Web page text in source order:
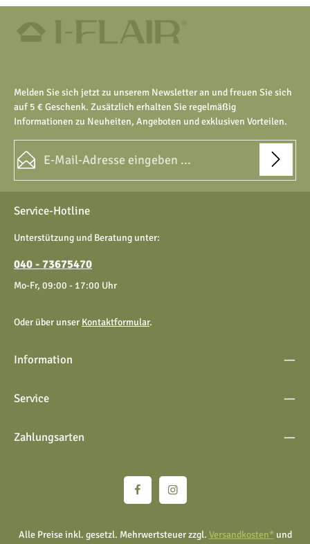
Melden Sie sich jetzt zu unserem Newsletter an und freuen Sie sich
auf 5 € Geschenk. Zusätzlich erhalten Sie regelmäßig
Informationen zu Neuheiten, Angeboten und exklusiven Vorteilen.
Datenschutz
Ich habe dieDatenschutzbestimmungen
genommen und dieAGBgelesen und bin mit ihnen
Die mit einem Stern (*) markierten Felder sind Pflichtfelder.
Service-Hotline
Unterstützung und Beratung unter:
040 - 73675470
Mo-Fr, 09:00 - 17:00 Uhr
Oder über unser Kontaktformular.
Information
Service
Zahlungsarten
Alle Preise inkl. gesetzl. Mehrwertsteuer zzgl. Versandkosten* und